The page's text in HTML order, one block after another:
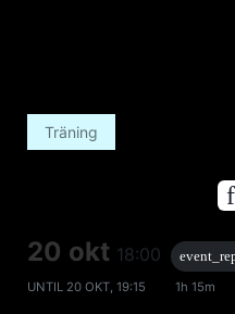
Träning
20 okt 18:00
UNTIL 20 OKT, 19:15 1h 15m